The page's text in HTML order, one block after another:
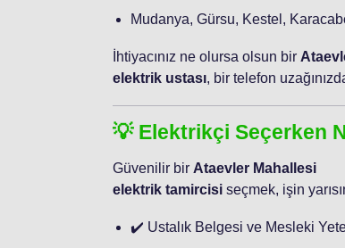
Mudanya, Gürsu, Kestel,
İhtiyacınız ne olursa olsun bir
elektrik ustası, bir telefon
💡 Elektrikçi Seçerken
Güvenilir bir Ataevler Mahallesi
elektrik tamircisi seçmek, işin
✔️ Ustalık Belgesi ve Mesleki